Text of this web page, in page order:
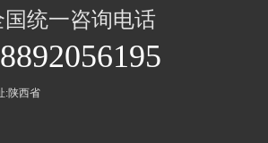
国统一咨询电话
:陕西省